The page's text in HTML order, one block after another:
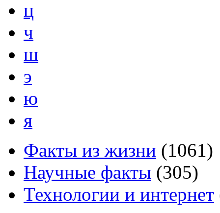
ц
ч
ш
э
ю
я
Факты из жизни (1061)
Научные факты (305)
Технологии и интернет